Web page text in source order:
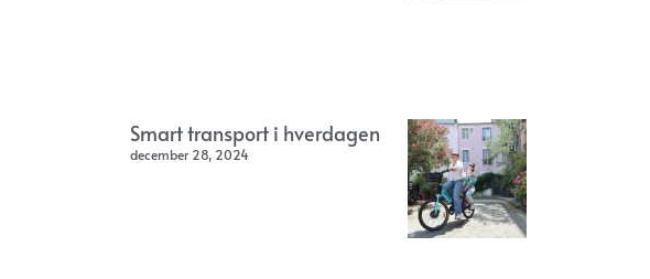
Smart transport i hverdagen
december 28, 2024